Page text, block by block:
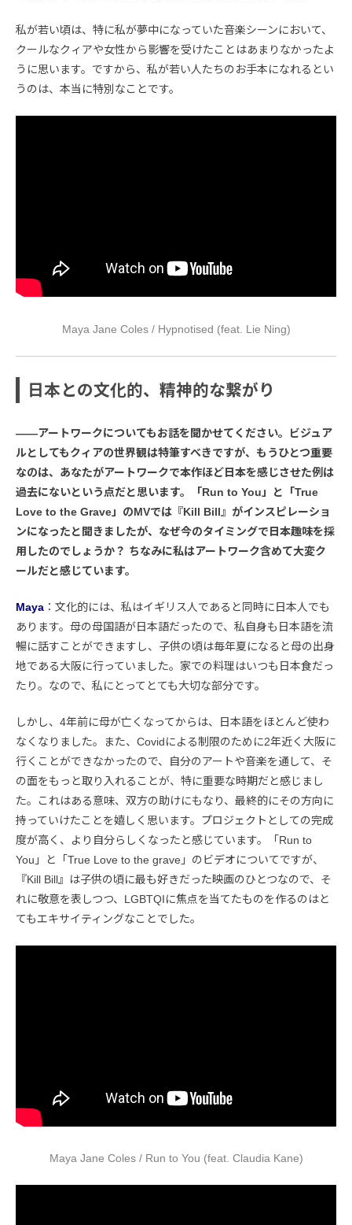
私が若い頃は、特に私が夢中になっていた音楽シーンにおいて、
クールなクィアや女性から影響を受けたことはあまりなかったよ
うに思います。ですから、私が若い人たちのお手本になれるとい
うのは、本当に特別なことです。
Maya Jane Coles / Hypnotised (feat. Lie Ning)
日本との文化的、精神的な繋がり
――アートワークについてもお話を聞かせてください。ビジュア
ルとしてもクィアの世界観は特筆すべきですが、もうひとつ重要
なのは、あなたがアートワークで本作ほど日本を感じさせた例は
過去にないという点だと思います。「Run to You」と「True
Love to the Grave」のMVでは『Kill Bill』がインスピレーショ
ンになったと聞きましたが、なぜ今のタイミングで日本趣味を採
用したのでしょうか？ ちなみに私はアートワーク含めて大変ク
ールだと感じています。
Maya ：文化的には、私はイギリス人であると同時に日本人でも
あります。母の母国語が日本語だったので、私自身も日本語を流
暢に話すことができますし、子供の頃は毎年夏になると母の出身
地である大阪に行っていました。家での料理はいつも日本食だっ
たり。なので、私にとってとても大切な部分です。
しかし、4年前に母が亡くなってからは、日本語をほとんど使わ
なくなりました。また、Covidによる制限のために2年近く大阪に
行くことができなかったので、自分のアートや音楽を通して、そ
の面をもっと取り入れることが、特に重要な時期だと感じまし
た。これはある意味、双方の助けにもなり、最終的にその方向に
持っていけたことを嬉しく思います。プロジェクトとしての完成
度が高く、より自分らしくなったと感じています。「Run to
You」と「True Love to the grave」のビデオについてですが、
『Kill Bill』は子供の頃に最も好きだった映画のひとつなので、そ
れに敬意を表しつつ、LGBTQIに焦点を当てたものを作るのはと
てもエキサイティングなことでした。
Maya Jane Coles / Run to You (feat. Claudia Kane)